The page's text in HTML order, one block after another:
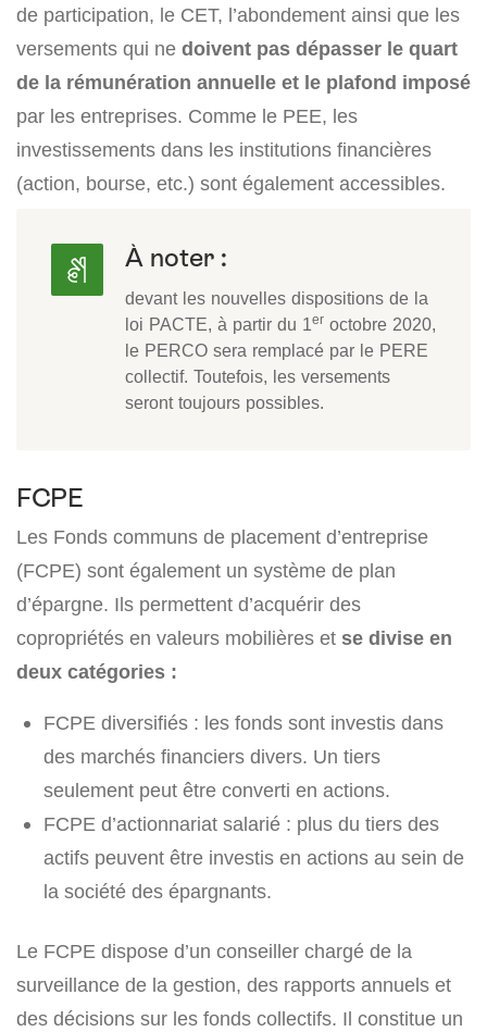
de participation, le CET, l’abondement ainsi que les
versements qui ne doivent pas dépasser le quart
de la rémunération annuelle et le plafond imposé
par les entreprises. Comme le PEE, les
investissements dans les institutions financières
(action, bourse, etc.) sont également accessibles.
À noter :
devant les nouvelles dispositions de la
loi PACTE, à partir du 1er octobre 2020,
le PERCO sera remplacé par le PERE
collectif. Toutefois, les versements
seront toujours possibles.
FCPE
Les Fonds communs de placement d’entreprise
(FCPE) sont également un système de plan
d’épargne. Ils permettent d’acquérir des
copropriétés en valeurs mobilières et se divise en
deux catégories :
FCPE diversifiés : les fonds sont investis dans
des marchés financiers divers. Un tiers
seulement peut être converti en actions.
FCPE d’actionnariat salarié : plus du tiers des
actifs peuvent être investis en actions au sein de
la société des épargnants.
Le FCPE dispose d’un conseiller chargé de la
surveillance de la gestion, des rapports annuels et
des décisions sur les fonds collectifs. Il constitue un